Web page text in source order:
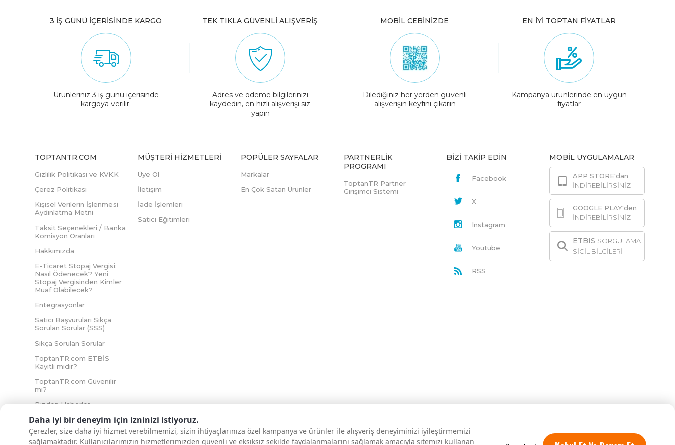
Daha iyi bir deneyim için izninizi istiyoruz.
Çerezler, size daha iyi hizmet verebilmemizi, sizin ihtiyaçlarınıza özel kampanya ve ürünler ile alışveriş deneyiminizi iyileştirmemizi
sağlamaktadır. Kullanıcılarımızın hizmetlerimizden güvenli ve eksiksiz şekilde faydalanmalarını sağlamak amacıyla sitemizi kullanan
3 İŞ GÜNÜ İÇERİSİNDE KARGO
Ürünleriniz 3 iş günü içerisinde
kargoya verilir.
TEK TIKLA GÜVENLİ ALIŞVERİŞ
Adres ve ödeme bilgilerinizi
kaydedin, en hızlı alışverişi siz
yapın
MOBİL CEBİNİZDE
Dilediğiniz her yerden güvenli
alışverişin keyfini çıkarın
EN İYİ TOPTAN FİYATLAR
Kampanya ürünlerinde en uygun
fiyatlar
TOPTANTR.COM
Gizlilik Politikası ve KVKK
Çerez Politikası
Kişisel Verilerin İşlenmesi
Aydınlatma Metni
Taksit Seçenekleri / Banka
Komisyon Oranları
Hakkımızda
E-Ticaret Stopaj Vergisi:
Nasıl Ödenecek? Yeni
Stopaj Vergisinden Kimler
Muaf Olabilecek?
Entegrasyonlar
Satıcı Başvuruları Sıkça
Sorulan Sorular (SSS)
Sıkça Sorulan Sorular
ToptanTR.com ETBİS
Kayıtlı mıdır?
ToptanTR.com Güvenilir
mi?
Bizden Haberler
MÜŞTERI HIZMETLERI
Üye Ol
İletişim
İade İşlemleri
Satıcı Eğitimleri
POPÜLER SAYFALAR
Markalar
En Çok Satan Ürünler
PARTNERLIK
PROGRAMI
ToptanTR Partner
Girişimci Sistemi
BİZİ TAKİP EDİN
Facebook
X
Instagram
Youtube
RSS
MOBİL UYGULAMALAR
APP STORE'dan
İNDİREBİLİRSİNİZ
GOOGLE PLAY'den
İNDİREBİLİRSİNİZ
ETBIS SORGULAMA
SİCİL BİLGİLERİ